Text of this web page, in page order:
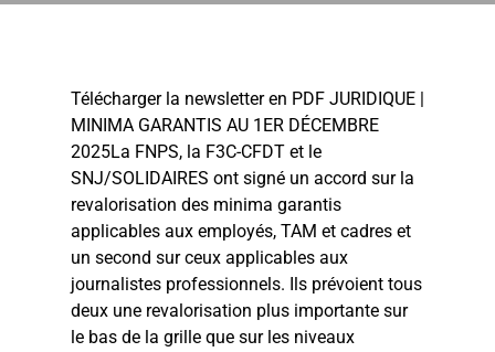
Télécharger la newsletter en PDF JURIDIQUE |
MINIMA GARANTIS AU 1ER DÉCEMBRE
2025La FNPS, la F3C-CFDT et le
SNJ/SOLIDAIRES ont signé un accord sur la
revalorisation des minima garantis
applicables aux employés, TAM et cadres et
un second sur ceux applicables aux
journalistes professionnels. Ils prévoient tous
deux une revalorisation plus importante sur
le bas de la grille que sur les niveaux